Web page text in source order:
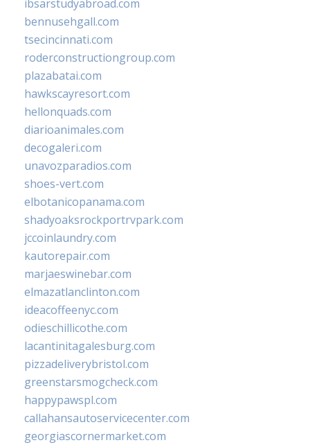
ibsarstudyabroad.com
bennusehgall.com
tsecincinnati.com
roderconstructiongroup.com
plazabatai.com
hawkscayresort.com
hellonquads.com
diarioanimales.com
decogaleri.com
unavozparadios.com
shoes-vert.com
elbotanicopanama.com
shadyoaksrockportrvpark.com
jccoinlaundry.com
kautorepair.com
marjaeswinebar.com
elmazatlanclinton.com
ideacoffeenyc.com
odieschillicothe.com
lacantinitagalesburg.com
pizzadeliverybristol.com
greenstarsmogcheck.com
happypawspl.com
callahansautoservicecenter.com
georgiascornermarket.com